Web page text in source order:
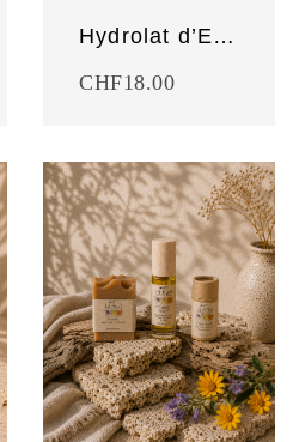
Hydrolat d’Edelweiss
CHF18.00